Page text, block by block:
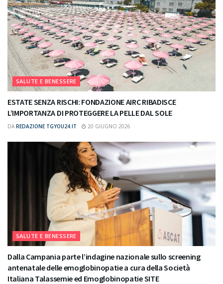
SALUTE E BENESSERE
ESTATE SENZA RISCHI: FONDAZIONE AIRC RIBADISCE
L’IMPORTANZA DI PROTEGGERE LA PELLE DAL SOLE
DA REDAZIONE TGYOU24.IT 20 GIUGNO 2026
SALUTE E BENESSERE
Dalla Campania parte l’indagine nazionale sullo screening
antenatale delle emoglobinopatie a cura della Società
Italiana Talassemie ed Emoglobinopatie SITE